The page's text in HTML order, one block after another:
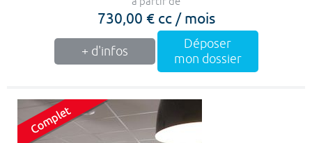
730,00 € cc / mois
+ d'infos
Déposer
mon dossier